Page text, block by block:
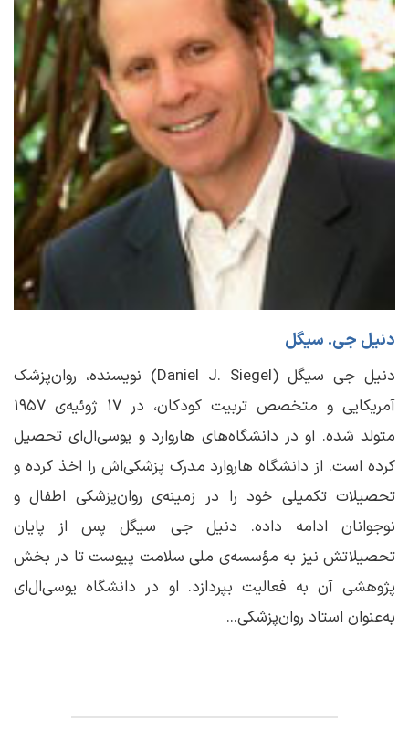
دنیل جی. سیگل
دنیل جی سیگل (Daniel J. Siegel) نویسنده، روان‌پزشک
آمریکایی و متخصص تربیت کودکان، در 17 ژوئیه‌ی 1957
متولد شده. او در دانشگاه‌های هاروارد و یوسی‌ال‌ای تحصیل
کرده است. از دانشگاه هاروارد مدرک پزشکی‌اش را اخذ کرده و
تحصیلات تکمیلی خود را در زمینه‌ی روان‌پزشکی اطفال و
نوجوانان ادامه داده. دنیل جی سیگل پس از پایان
تحصیلاتش نیز به مؤسسه‌ی ملی سلامت پیوست تا در بخش
پژوهشی آن به فعالیت بپردازد. او در دانشگاه یوسی‌ال‌ای
به‌عنوان استاد روان‌پزشکی...